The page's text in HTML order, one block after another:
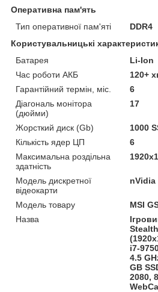
Оперативна пам'ять
Тип оперативної пам'яті
DDR4
Користувальницькі
Батарея
Li-Ion
Час роботи АКБ
120+
Гарантійний термін, міс.
6
Діагональ монітора
(дюйми)
17
Жорсткий диск (Gb)
1000
Кількість ядер ЦП
6
Максимальна роздільна
здатність
Модель дискретної
відеокарти
nVidia
Модель товару
MSI
Назва
i7-
4.5
GB
2080,